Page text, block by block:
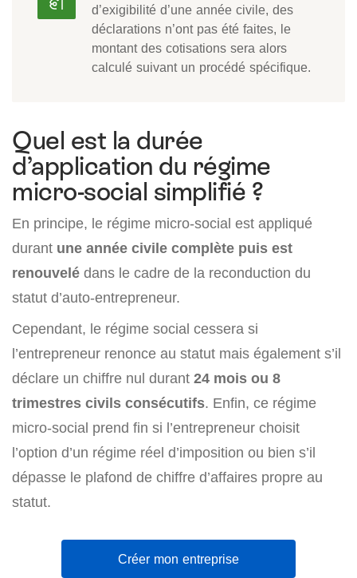
d’exigibilité d’une année civile, des
déclarations n’ont pas été faites, le
montant des cotisations sera alors
calculé suivant un procédé spécifique.
Quel est la durée
d’application du régime
micro-social simplifié ?
En principe, le régime micro-social est appliqué
durant une année civile complète puis est
renouvelé dans le cadre de la reconduction du
statut d’auto-entrepreneur.
Cependant, le régime social cessera si
l’entrepreneur renonce au statut mais également s’il
déclare un chiffre nul durant 24 mois ou 8
trimestres civils consécutifs. Enfin, ce régime
micro-social prend fin si l’entrepreneur choisit
l’option d’un régime réel d’imposition ou bien s’il
dépasse le plafond de chiffre d’affaires propre au
statut.
Créer mon entreprise